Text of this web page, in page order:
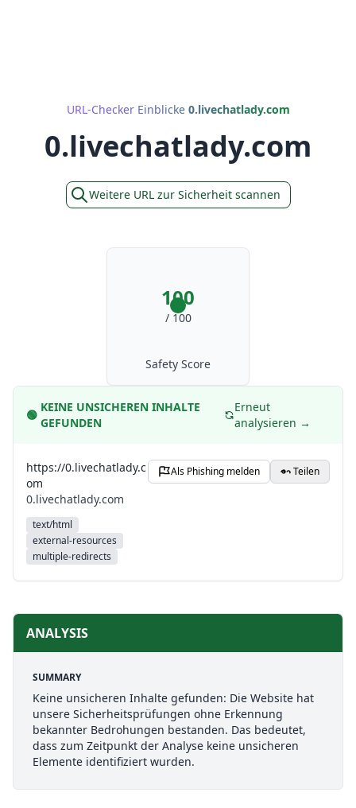
URL-Checker Einblicke 0.livechatlady.com
0.livechatlady.com
Weitere URL zur Sicherheit scannen
100
/ 100
Safety Score
🟢
KEINE UNSICHEREN INHALTE
GEFUNDEN
Erneut
analysieren →
https://0.livechatlady.c
om
0.livechatlady.com
text/html
external-resources
multiple-redirects
Als Phishing melden Teilen
ANALYSIS
SUMMARY
Keine unsicheren Inhalte gefunden: Die Website hat
unsere Sicherheitsprüfungen ohne Erkennung
bekannter Bedrohungen bestanden. Das bedeutet,
dass zum Zeitpunkt der Analyse keine unsicheren
Elemente identifiziert wurden.